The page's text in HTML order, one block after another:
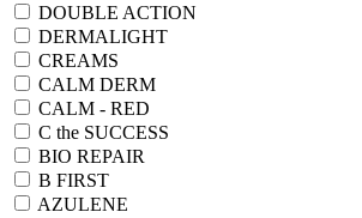
DOUBLE ACTION
DERMALIGHT
CREAMS
CALM DERM
CALM - RED
C the SUCCESS
BIO REPAIR
B FIRST
AZULENE